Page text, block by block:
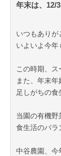
年末は、12/
いつもありが
いよいよ今年
この時期、ス
また、年末
足しがちの食
当園の有機野
食生活のバラ
中谷農園、今